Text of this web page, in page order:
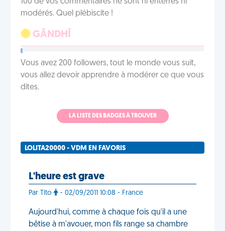
modérés. Quel plébiscite !
GÂNDHÎ
Vous avez 200 followers, tout le monde vous suit,
vous allez devoir apprendre à modérer ce que vous
dites.
LA LISTE DES BADGES À TROUVER
LOLITA20000 - VDM EN FAVORIS
L'heure est grave
Par Tito - 02/09/2011 10:08 - France
Aujourd'hui, comme à chaque fois qu'il a une
bêtise à m'avouer, mon fils range sa chambre